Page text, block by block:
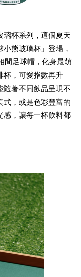
璃杯系列，這個夏天
熊玻璃杯」登場，
間足球帽，化身最萌
杯，可愛指數再升
隨著不同飲品呈現不
式，或是色彩豐富的
感，讓每一杯飲料都